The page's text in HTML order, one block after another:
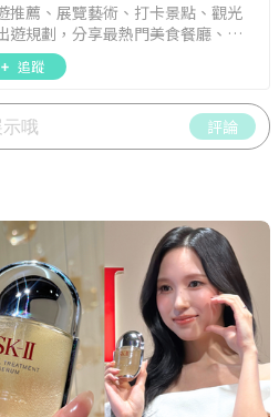
推薦、展覽藝術、打卡景點、觀光
遊規劃，分享最熱門美食餐廳、約
點、速食手搖飲、3C科技、心理測
生活雜貨、吃喝玩樂實用資訊。
追蹤
評論